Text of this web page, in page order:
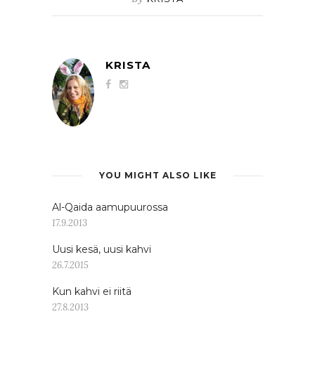
KRISTA
YOU MIGHT ALSO LIKE
Al-Qaida aamupuurossa
17.9.2013
Uusi kesä, uusi kahvi
26.7.2015
Kun kahvi ei riitä
27.8.2013